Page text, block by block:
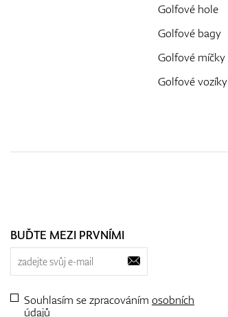
Golfové hole
Golfové bagy
Golfové míčky
Golfové vozíky
BUĎTE MEZI PRVNÍMI
Souhlasím se zpracováním osobních
údajů